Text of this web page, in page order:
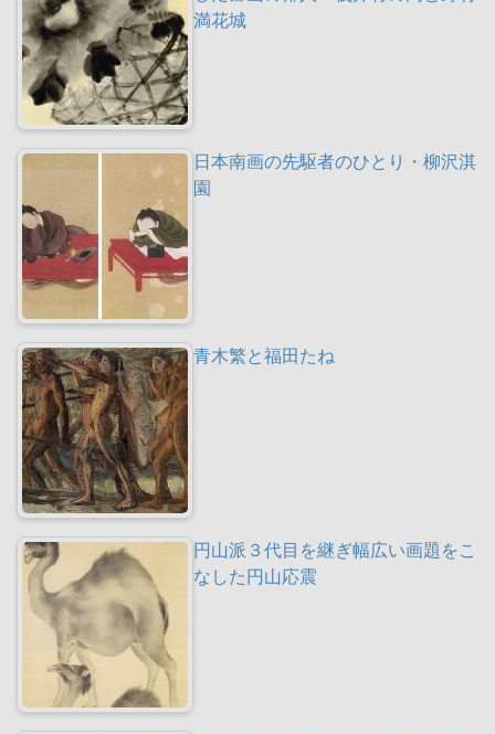
満花城
日本南画の先駆者のひとり・柳沢淇
園
青木繁と福田たね
円山派３代目を継ぎ幅広い画題をこ
なした円山応震